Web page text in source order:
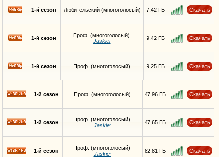
1-й сезон Любительский (многоголосый) 7,42 ГБ Скачать
1-й сезон
Проф. (многоголосый)
Jaskier
9,42 ГБ Скачать
1-й сезон Проф. (многоголосый) 9,25 ГБ Скачать
1-й сезон Проф. (многоголосый) 47,96 ГБ Скачать
1-й сезон
Проф. (многоголосый)
Jaskier
47,65 ГБ Скачать
1-й сезон
Проф. (многоголосый)
Jaskier
82,81 ГБ Скачать